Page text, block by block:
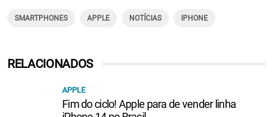
SMARTPHONES APPLE NOTÍCIAS IPHONE
RELACIONADOS
APPLE
Fim do ciclo! Apple para de vender linha